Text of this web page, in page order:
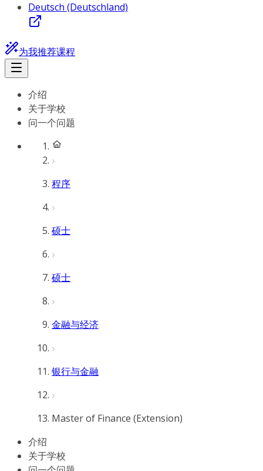
Deutsch (Deutschland)
为我推荐课程
介绍
关于学校
问一个问题
程序
硕士
硕士
金融与经济
银行与金融
Master of Finance (Extension)
介绍
关于学校